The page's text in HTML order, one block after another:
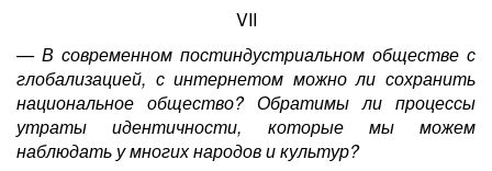
VII
— В современном постиндустриальном обществе с
глобализацией, с интернетом можно ли сохранить
национальное общество? Обратимы ли процессы
утраты идентичности, которые мы можем
наблюдать у многих народов и культур?